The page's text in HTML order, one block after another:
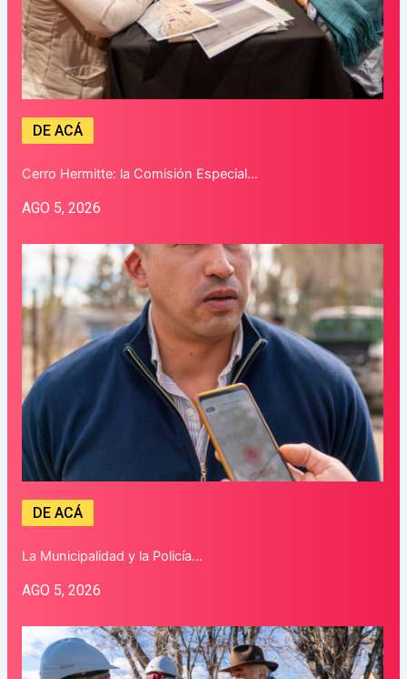
DE ACÁ
Cerro Hermitte: la Comisión Especial…
AGO 5, 2026
DE ACÁ
La Municipalidad y la Policía…
AGO 5, 2026